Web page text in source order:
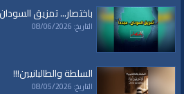
الأردن باختصار... تمزيق
التاريخ: 08/06/2026
السلطة والطالبانيين!!!
التاريخ: 08/05/2026